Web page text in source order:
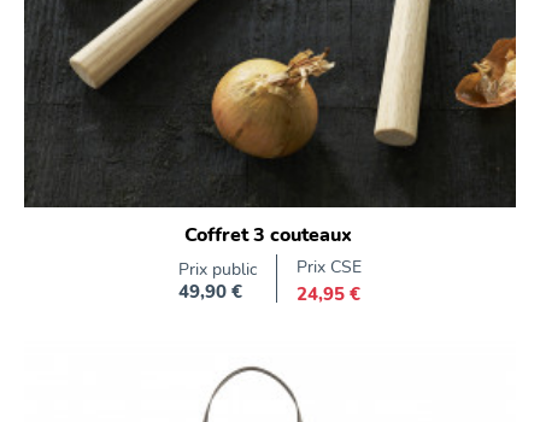
Coffret 3 couteaux
Prix public
Prix
49,90 €
Prix CSE
24,95 €